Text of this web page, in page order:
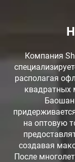
Компания
располагая
квадратных
на оптовую
создавая
После